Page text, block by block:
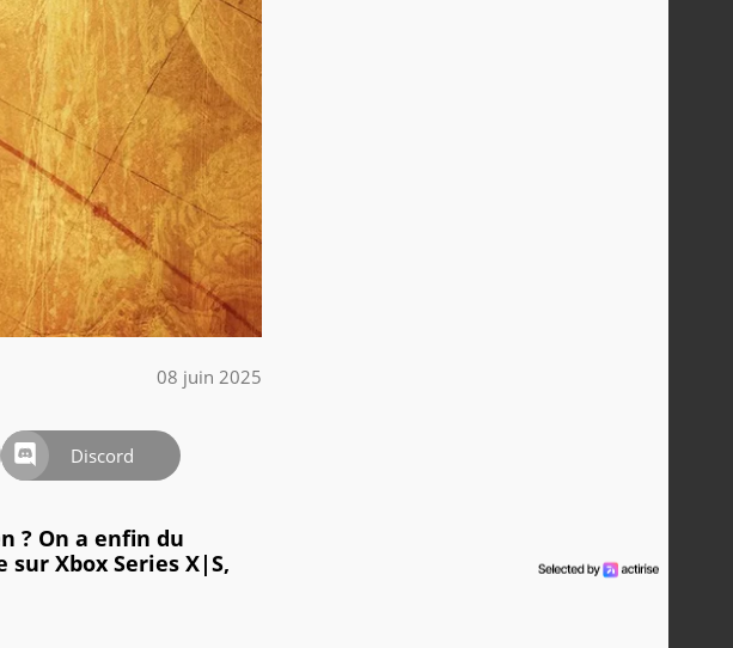
08 juin 2025
Discord
? On a enfin du
Xbox Series X|S,